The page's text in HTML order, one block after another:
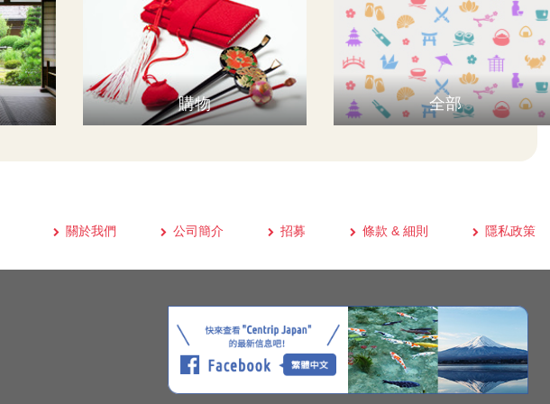
購物 全部
關於我們 公司簡介 招募 條款 & 細則 隱私政策